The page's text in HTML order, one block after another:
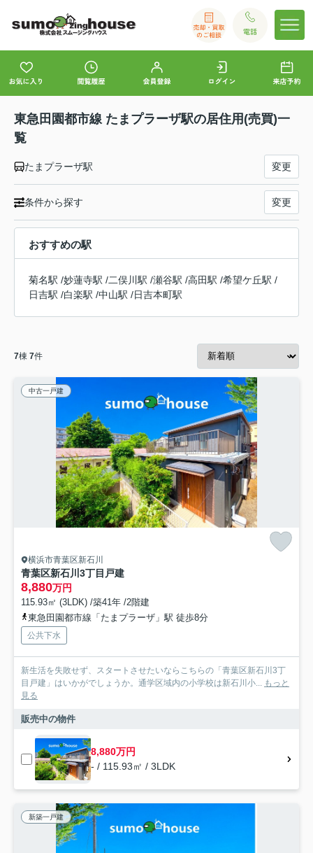
東急田園都市線 たまプラーザ駅の居住用(売買)一
覧
たまプラーザ駅 変更
条件から探す 変更
おすすめの駅
菊名駅 /妙蓮寺駅 /二俣川駅 /瀬谷駅 /高田駅 /希望ケ丘駅 /
日吉駅 /白楽駅 /中山駅 /日吉本町駅
7棟 7件
中古一戸建
横浜市青葉区新石川
青葉区新石川3丁目戸建
8,880万円
115.93㎡ (3LDK) /築41年 /2階建
東急田園都市線「たまプラーザ」駅 徒歩8分
公共下水
新生活を失敗せず、スタートさせたいならこちらの「青葉区新石川3丁
目戸建」はいかがでしょうか。通学区域内の小学校は新石川小... もっと
見る
販売中の物件
8,880万円
- / 115.93㎡ / 3LDK
新築一戸建